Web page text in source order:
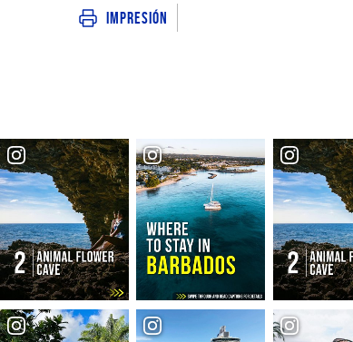
Impresión